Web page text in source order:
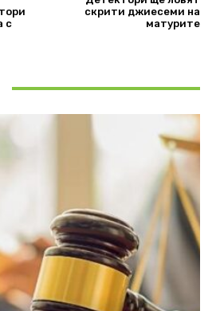
с
скрити джиесеми на
матурите